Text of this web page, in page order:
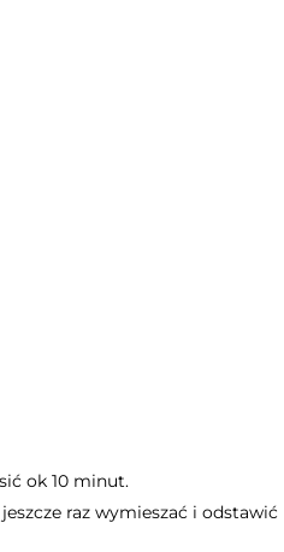
ok 10 minut.
raz wymieszać i odstawić